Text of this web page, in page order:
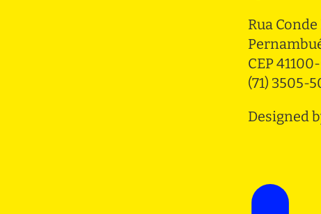
Rua
CEP
(71) 3505-
Designed